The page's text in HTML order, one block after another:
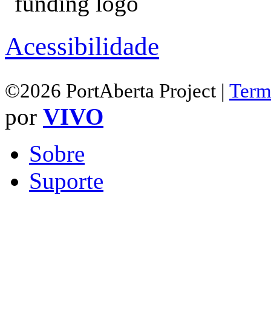
Acessibilidade
©2026 PortAberta Project |
por VIVO
Sobre
Suporte